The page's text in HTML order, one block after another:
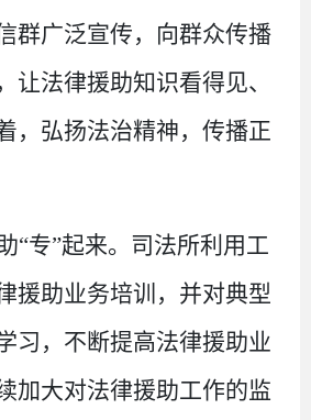
群广泛宣传，向群众传播
让法律援助知识看得见、
，弘扬法治精神，传播正
“专”起来。司法所利用工
援助业务培训，并对典型
习，不断提高法律援助业
加大对法律援助工作的监